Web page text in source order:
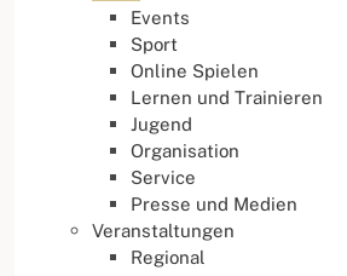
Buchstabenabstand
Events
Sport
Online Spielen
Lernen und Trainieren
Jugend
Organisation
Service
Presse und Medien
Veranstaltungen
Regional